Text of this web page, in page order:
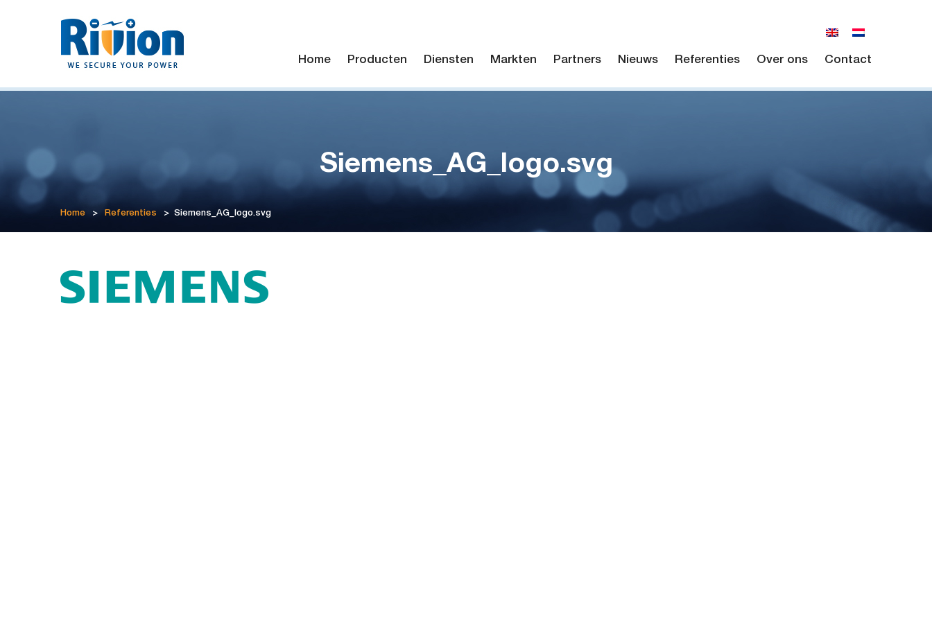
Home Producten Diensten Markten Partners Nieuws Referenties Over ons Contact
Siemens_AG_logo.svg
Home > Referenties > Siemens_AG_logo.svg